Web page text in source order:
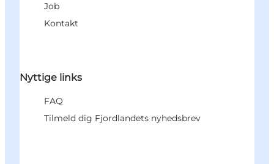
Job
Kontakt
Nyttige links
FAQ
Tilmeld dig Fjordlandets nyhedsbrev